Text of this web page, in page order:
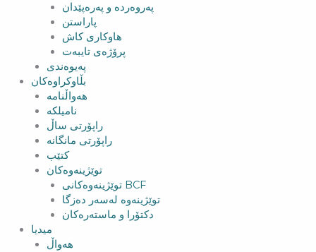
پەروەردە و پەرەپێدان
پاراستن
هاوکاری کاش
پرۆژەی تایبەت
پەیوەندی
بڵاوکراوەکان
هەواڵنامە
نامیلکە
راپۆرتی ساڵ
راپۆرتی مانگانە
کتێب
توێژینەوەکان
توێژینەوەکانی BCF​
توێژینەوە لەسەر دەزگا
دکتۆرا و ماستەرەکان
میدیا
‌‌هەواڵ